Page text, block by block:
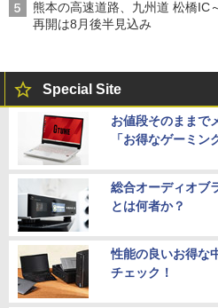
熊本の高速道路、九州道 松橋IC
再開は8月後半見込み
Special Site
お値段そのままで
「お得なゲーミン
総合オーディオブ
とは何者か？
性能の良いお得な
チェック！